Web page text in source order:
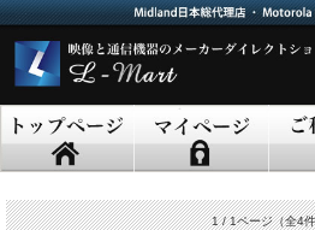
1 / 1ページ（全4